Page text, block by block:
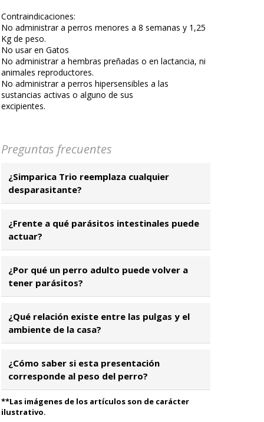
Contraindicaciones:
No administrar a perros menores a 8 semanas y 1,25
Kg de peso.
No usar en Gatos
No administrar a hembras preñadas o en lactancia, ni
animales reproductores.
No administrar a perros hipersensibles a las
sustancias activas o alguno de sus
excipientes.
Preguntas frecuentes
¿Simparica Trio reemplaza cualquier
desparasitante?
¿Frente a qué parásitos intestinales puede
actuar?
¿Por qué un perro adulto puede volver a
tener parásitos?
¿Qué relación existe entre las pulgas y el
ambiente de la casa?
¿Cómo saber si esta presentación
corresponde al peso del perro?
**Las imágenes de los artículos son de carácter
ilustrativo.